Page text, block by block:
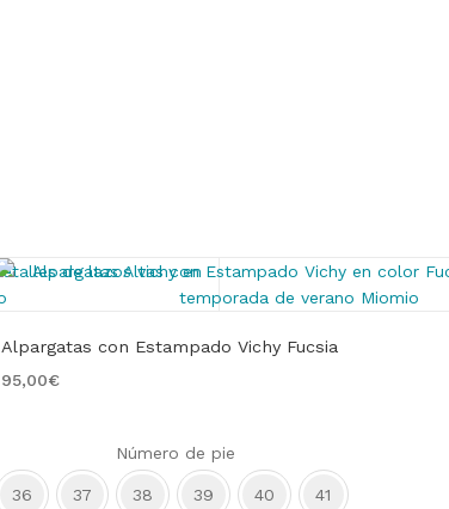
Alpargatas con Estampado Vichy Fucsia
95,00€
Número de pie
36 37 38 39 40 41